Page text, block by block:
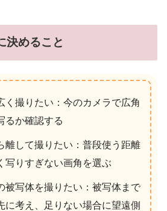
決めること
く撮りたい：今のカメラで広角
るか確認する
離して撮りたい：普段使う距離
写りすぎない画角を選ぶ
被写体を撮りたい：被写体まで
に考え、足りない場合に望遠側